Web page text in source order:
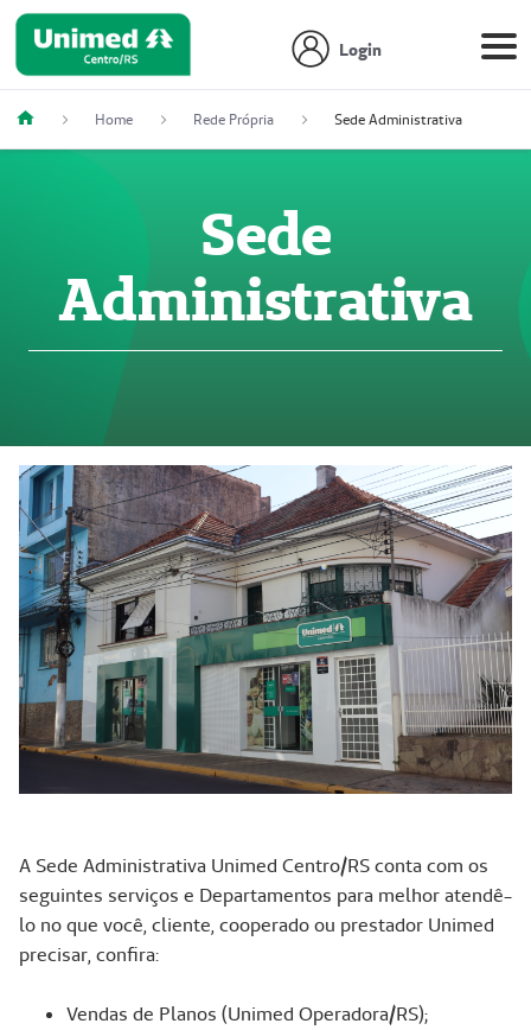
Login
Home Rede Própria Sede Administrativa
Sede
Administrativa
A Sede Administrativa Unimed Centro/RS conta com os
seguintes serviços e Departamentos para melhor atendê-
lo no que você, cliente, cooperado ou prestador Unimed
precisar, confira:
Vendas de Planos (Unimed Operadora/RS);